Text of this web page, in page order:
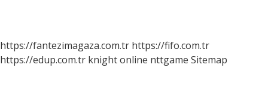
https://fantezimagaza.com.tr https://fifo.com.tr
https://edup.com.tr knight online nttgame Sitemap